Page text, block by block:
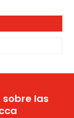
las